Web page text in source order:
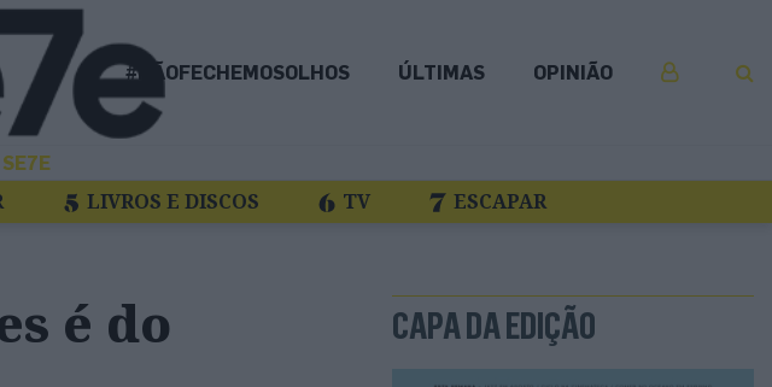
#NÃOFECHEMOSOLHOS ÚLTIMAS OPINIÃO
SE7E
LIVROS E DISCOS TV ESCAPAR
é do
CAPA DA EDIÇÃO